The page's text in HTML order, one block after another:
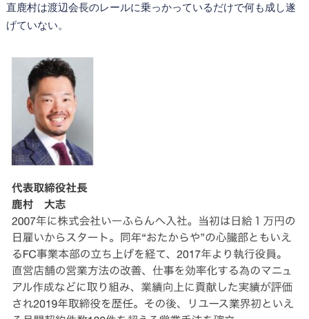
直鹿村は渡辺会長のレールに乗っかっているだけで何も成し遂
げていない。